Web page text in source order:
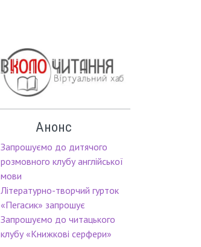
Анонс
Запрошуємо до дитячого
розмовного клубу англійської
мови
Літературно-творчий гурток
«Пегасик» запрошує
Запрошуємо до читацького
клубу «Книжкові серфери»